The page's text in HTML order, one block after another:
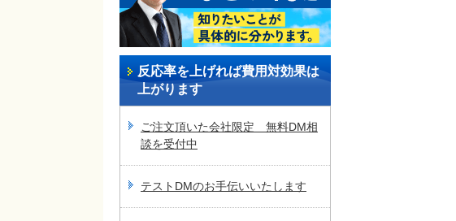
反応率を上げれば費用対効果は
上がります
ご注文頂いた会社限定 無料DM相
談を受付中
テストDMのお手伝いいたします